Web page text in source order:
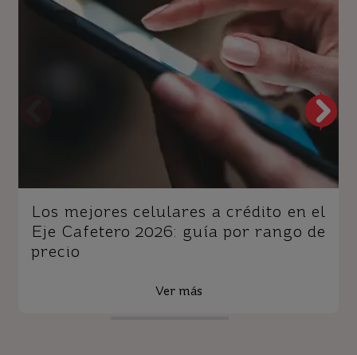
Los mejores celulares a crédito en el
Eje Cafetero 2026: guía por rango de
precio
Ver más